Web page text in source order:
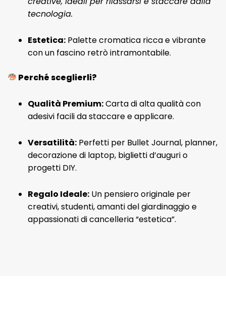
tecnologia.
Estetica: Palette cromatica ricca e vibrante
con un fascino retrò intramontabile.
Perché sceglierli?
Qualità Premium:Carta di alta qualità con
adesivi facili da staccare e applicare.
Versatilità: Perfetti per Bullet Journal, planner,
decorazione di laptop, biglietti d’auguri o
progetti DIY.
Regalo Ideale: Un pensiero originale per
creativi, studenti, amanti del giardinaggio e
appassionati di cancelleria “estetica”.